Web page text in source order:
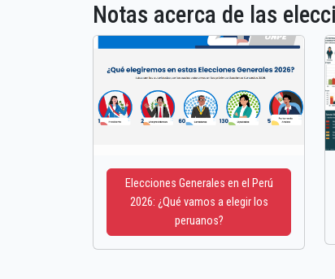
Notas acerca de las
Elecciones Generales en el Perú
2026: ¿Qué vamos a elegir los
peruanos?